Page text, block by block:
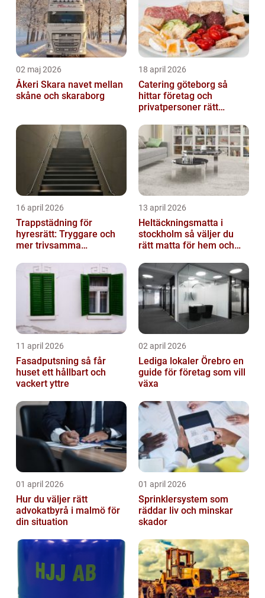
02 maj 2026
Åkeri Skara navet mellan
skåne och skaraborg
18 april 2026
Catering göteborg så
hittar företag och
privatpersoner rätt
16 april 2026
Trappstädning för
hyresrätt: Tryggare och
mer trivsamma
13 april 2026
Heltäckningsmatta i
stockholm så väljer du
rätt matta för hem och
11 april 2026
Fasadputsning så får
huset ett hållbart och
vackert yttre
02 april 2026
Lediga lokaler Örebro en
guide för företag som vill
växa
01 april 2026
Hur du väljer rätt
advokatbyrå i malmö för
din situation
01 april 2026
Sprinklersystem som
räddar liv och minskar
skador